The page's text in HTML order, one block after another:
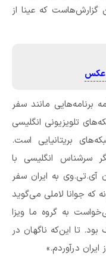
گزارش‌هاست که عینا از
عکس
برنامه‌هایی مانند سفر
تلویزیونی انگلیسی
بریتانیایی است.
سرشناس انگلیسی با
آی.تی.وی به ایران سفر
که جوانا لاملی می‌گوید
به گروه ما ویزا
تا این‌که ناگهان در
درآوردم.»